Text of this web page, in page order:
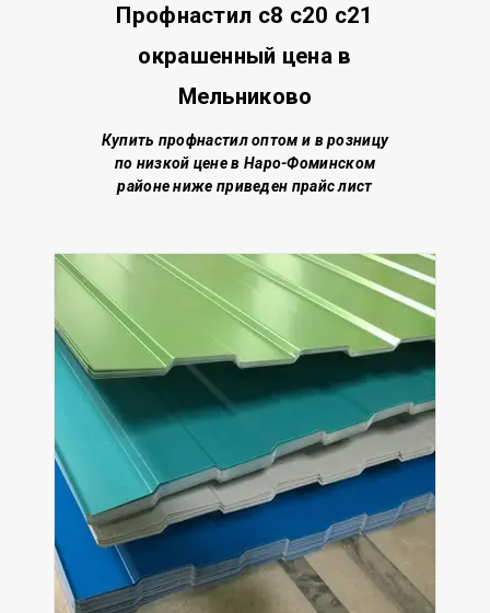
Профнастил с8 с20 с21
окрашенный цена в
Мельниково
Купить профнастил оптом и в розницу
по низкой ценев Наро-Фоминском
районениже приведен прайс лист